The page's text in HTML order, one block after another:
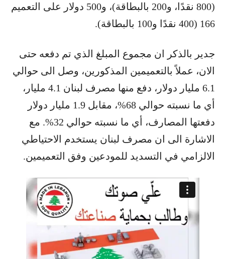
(800 نقدًا، و200 بالبطاقة)، و500 دولار على التعميم
166 (400 نقدًا و100 بالبطاقة).
جدير بالذكر ان مجموع المبلغ الذي تم دفعه حتى
الان، عملاً بالتعميمين المذكورين، وصل الى حوالي
6.1 مليار دولار، دفع منها مصرف لبنان 4.1 مليار،
أي ما نسبته حوالي 68%، مقابل 1.9 مليار دولار
دفعتها المصارف، أي ما نسبته حوالي 32%. مع
الاشارة الى ان مصرف لبنان يستخدم الاحتياطي
الالزامي في التسديد للمودعين وفق التعميمين.